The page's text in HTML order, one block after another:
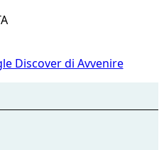
Discover di Avvenire